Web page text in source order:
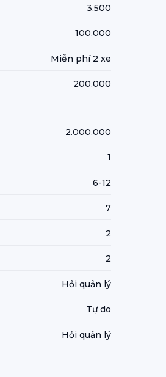
3.500
100.000
Miễn phí 2 xe
200.000
2.000.000
1
6-12
7
2
2
Hỏi quản lý
Tự do
Hỏi quản lý